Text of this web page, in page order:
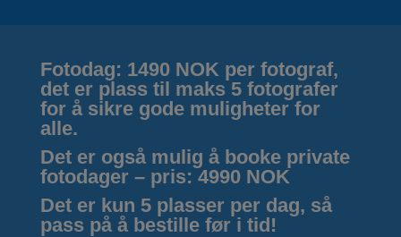
Fotodag: 1490 NOK per fotograf,
det er plass til maks 5 fotografer
for å sikre gode muligheter for
alle.
Det er også mulig å booke private
fotodager – pris: 4990 NOK
Det er kun 5 plasser per dag, så
pass på å bestille før i tid!